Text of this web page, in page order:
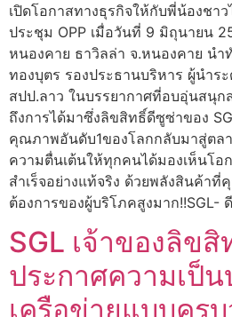
เปิดโอกาสทางธุรกิจให้กับพี่น้องชา
ประชุม OPP เมื่อวันที่ 9 มิถุนายน
หนองคาย ธาวิลล่า จ.หนองคาย นำ
ทองบุตร รองประธานบริหาร ผู้นำร
สปป.ลาว ในบรรยากาศที่อบอุ่นสนุก
ถึงการได้มาซึ่งลิขสิทธิ์ดีซูซ่าของ
คุณภาพอันดับ1ของโลกกลับมาสู่ตล
ความตื่นเต้นให้ทุกคนได้มองเห็นโอ
สำเร็จอย่างแท้จริง ด้วยพลังสินค้า
ต้องการของผู้บริโภคสูงมาก!!SGL-
SGL เจ้าของลิข
ประกาศความเป็
เครือข่ายแบบคร